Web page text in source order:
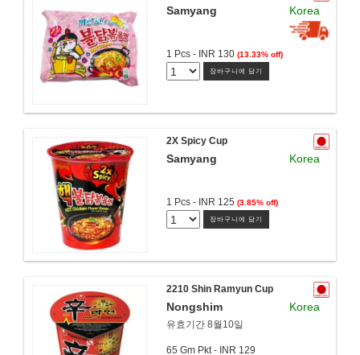
Samyang Korea
1 Pcs - INR 130(13.33% off)
장바구니에 담기
2X Spicy Cup
Samyang Korea
1 Pcs - INR 125(3.85% off)
장바구니에 담기
2210 Shin Ramyun Cup
Nongshim Korea
유효기간 8월10일
65 Gm Pkt - INR 129